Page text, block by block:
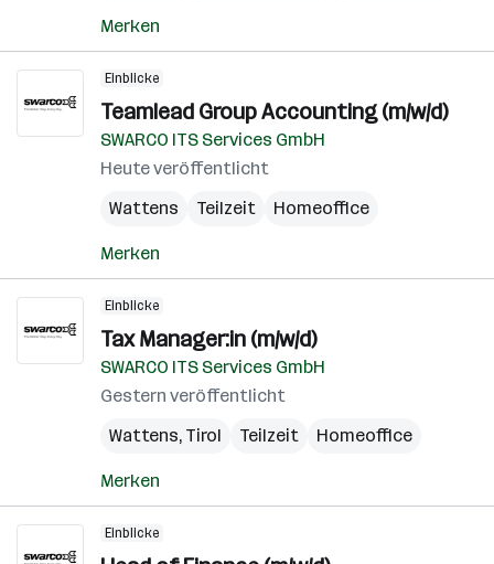
Merken
Einblicke
Teamlead Group Accounting (m/w/d)
SWARCO ITS Services GmbH
Heute veröffentlicht
Wattens
Teilzeit Homeoffice
Merken
Einblicke
Tax Manager:in (m/w/d)
SWARCO ITS Services GmbH
Gestern veröffentlicht
Wattens, Tirol Teilzeit Homeoffice
Merken
Einblicke